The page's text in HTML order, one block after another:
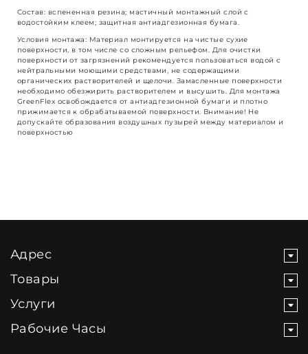
Состав: вспененная резина; мастичный монтажный слой с
водостойким клеем; защитная антиадгезионная бумага.
Условия монтажа: Материал монтируется на чистые сухие
поверхности, в том числе со сложным рельефом. Для очистки
поверхности от загрязнений рекомендуется пользоваться водой с
нейтральными моющими средствами, не содержащими
органических растворителей и щелочи. Замасленные поверхности
необходимо обезжирить растворителем и высушить. Для монтажа
GreenFlex освобождается от антиадгезионной бумаги и плотно
прижимается к обрабатываемой поверхности. Внимание! Не
допускайте образования воздушных пузырей между материалом и
поверхностью
Адрес
Товары
Услуги
Рабочие Часы